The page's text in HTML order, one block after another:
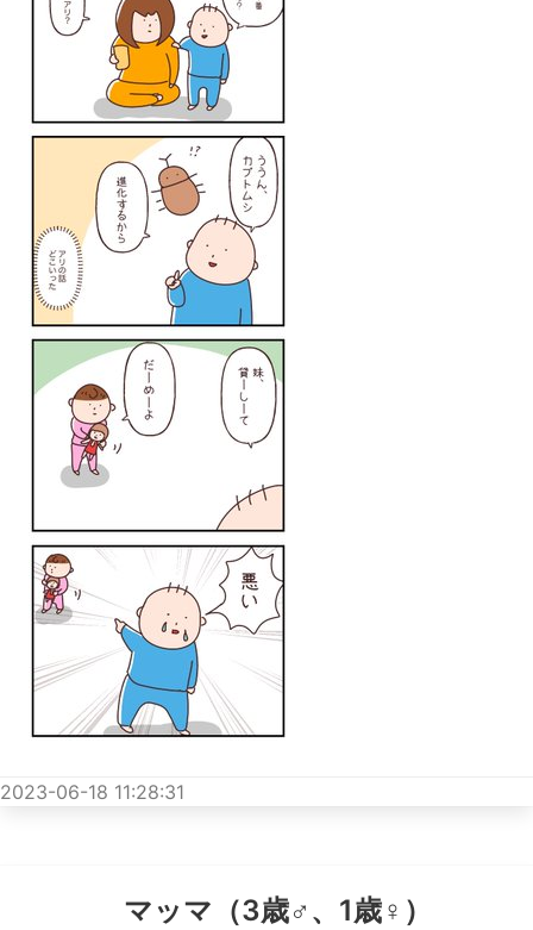
2023-06-18 11:28:31
マッマ（3歳♂、1歳♀）